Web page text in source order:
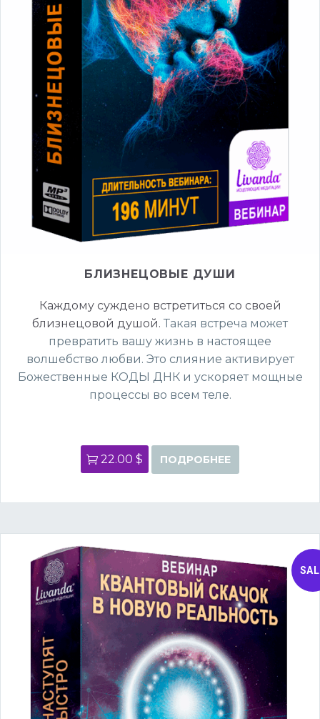
БЛИЗНЕЦОВЫЕ ДУШИ
Каждому суждено встретиться со своей
близнецовой душой. Такая встреча может
превратить вашу жизнь в настоящее
волшебство любви. Это слияние активирует
Божественные КОДЫ ДНК и ускоряет мощные
процессы во всем теле.
22.00 $ ПОДРОБНЕЕ